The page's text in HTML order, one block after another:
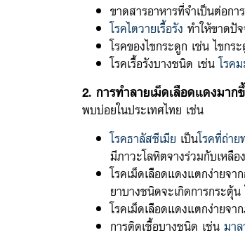
ขาดสารอาหารที่จำเป็นต่อก
โรคไตวายเรื้อรัง ทำให้ขาดปั
โรคของไขกระดูก เช่น ไขกร
โรคเรื้อรังบางชนิด เช่นโรคม
2. การทำลายเม็ดเลือดแดงมา
พบบ่อยในประเทศไทย เช่น
โรคธาลัสซีเมีย เป็นโรคที่ถ่า
มีภาวะโลหิตจางร่วมกับเหลื
โรคเม็ดเลือดแดงแตกง่ายจา
ยาบางชนิดจะเกิดการกระตุ้
โรคเม็ดเลือดแดงแตกง่ายจ
การติดเชื้อบางชนิด เช่น มาล